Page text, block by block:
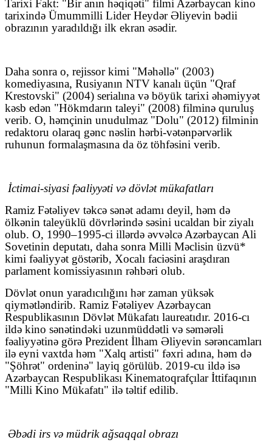
Tarixi Fakt: "Bir anın həqiqəti" filmi Azərbaycan kino
tarixində Ümummilli Lider Heydər Əliyevin bədii
obrazının yaradıldığı ilk ekran əsədir.
Daha sonra o, rejissor kimi "Məhəllə" (2003)
komediyasına, Rusiyanın NTV kanalı üçün "Qraf
Krestovski" (2004) serialına və böyük tarixi əhəmiyyət
kəsb edən "Hökmdarın taleyi" (2008) filminə quruluş
verib. O, həmçinin unudulmaz "Dolu" (2012) filminin
redaktoru olaraq gənc nəslin hərbi-vətənpərvərlik
ruhunun formalaşmasına da öz töhfəsini verib.
İctimai-siyasi fəaliyyəti və dövlət mükafatları
Ramiz Fətəliyev təkcə sənət adamı deyil, həm də
ölkənin taleyüklü dövrlərində səsini ucaldan bir ziyalı
olub. O, 1990–1995-ci illərdə əvvəlcə Azərbaycan Ali
Sovetinin deputatı, daha sonra Milli Məclisin üzvü*
kimi fəaliyyət göstərib, Xocalı faciəsini araşdıran
parlament komissiyasının rəhbəri olub.
Dövlət onun yaradıcılığını hər zaman yüksək
qiymətləndirib. Ramiz Fətəliyev Azərbaycan
Respublikasının Dövlət Mükafatı laureatıdır. 2016-cı
ildə kino sənətindəki uzunmüddətli və səmərəli
fəaliyyətinə görə Prezident İlham Əliyevin sərəncamları
ilə eyni vaxtda həm "Xalq artisti" fəxri adına, həm də
"Şöhrət" ordeninə" layiq görülüb. 2019-cu ildə isə
Azərbaycan Respublikası Kinematoqrafçılar İttifaqının
"Milli Kino Mükafatı" ilə təltif edilib.
Əbədi irs və müdrik ağsaqqal obrazı